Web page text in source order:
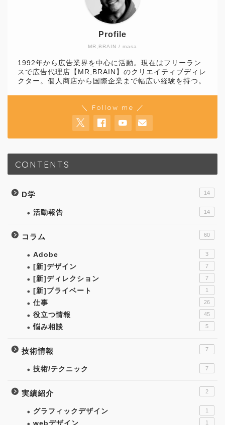
MR,BRAIN / masa
Profile
1992年から広告業界を中心に活動。現在はフリーラン
スで広告代理店【MR,BRAIN】のクリエイティブディレ
クター。個人商店から国際企業まで幅広い経験を持つ。
＼ Follow me ／
CONTENTS
D学 14
活動報告 14
コラム 60
Adobe 3
[新]デザイン 7
[新]ディレクション 7
[新]プライベート 1
仕事 26
役立つ情報 45
悩み相談 5
技術情報 7
技術/テクニック 7
実績紹介 2
グラフィックデザイン 1
webデザイン 1